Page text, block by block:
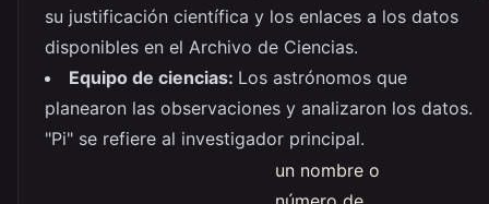
su justificación científica y los enlaces a los datos
disponibles en el Archivo de Ciencias.
Equipo de ciencias: Los astrónomos que
planearon las observaciones y analizaron los datos.
"Pi" se refiere al investigador principal.
un nombre o